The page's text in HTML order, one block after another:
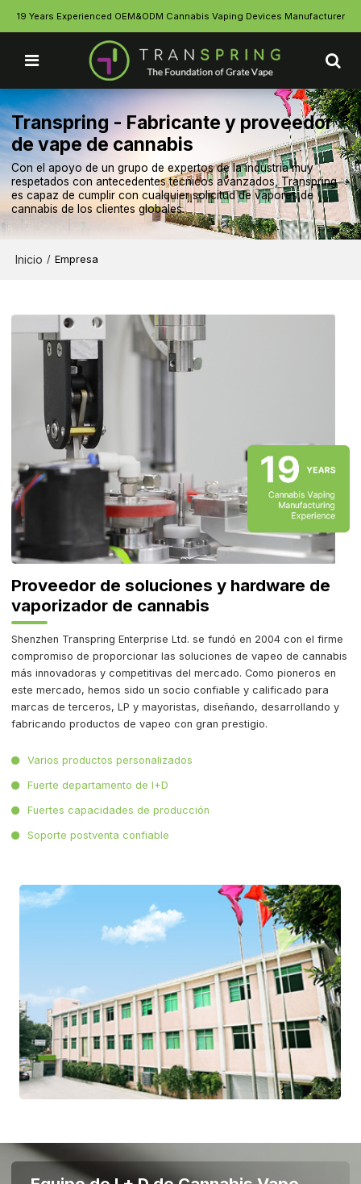
19 Years Experienced OEM&ODM Cannabis Vaping Devices Manufacturer
Transpring - Fabricante y proveedor
de vape de cannabis
Con el apoyo de un grupo de expertos de la industria muy
respetados con antecedentes técnicos avanzados, Transpring
es capaz de cumplir con cualquier solicitud de vapores de
cannabis de los clientes globales.
Inicio / Empresa
Proveedor de soluciones y hardware de
vaporizador de cannabis
Shenzhen Transpring Enterprise Ltd. se fundó en 2004 con el firme
compromiso de proporcionar las soluciones de vapeo de cannabis
más innovadoras y competitivas del mercado. Como pioneros en
este mercado, hemos sido un socio confiable y calificado para
marcas de terceros, LP y mayoristas, diseñando, desarrollando y
fabricando productos de vapeo con gran prestigio.
Varios productos personalizados
Fuerte departamento de I+D
Fuertes capacidades de producción
Soporte postventa confiable